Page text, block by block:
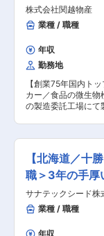
株式会社関越物産
業種 / 職種
年収
勤務地
【創業75年国内ト
カー／食品の微生物
の製造委託工場にて
寒天ゼリー・プリン
加工品等多種多様
ます。 当社基幹工
製造された製品の理
微生物検査も行って
伴い、検査検体数も
ため、「食品工場
経験5年以上の方」
のカウント、判定結
【北海道／十
職＞3年の手
発」で研究
サナテックシード株
業種 / 職種
年収